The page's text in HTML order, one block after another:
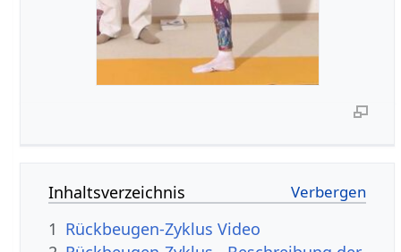
Inhaltsverzeichnis
1 Rückbeugen-Zyklus Video